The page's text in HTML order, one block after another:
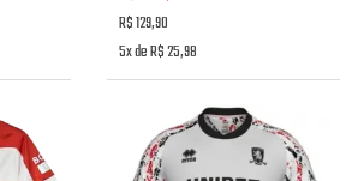
R$ 129,90
5x de R$ 25,98